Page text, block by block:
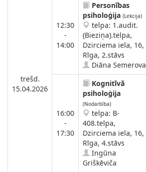
trešd.
15.04.2026
12:30
-
14:00
Personības
psiholoģija (Lekcija)
telpa: 1.audit.
(Bieziņa).telpa,
Dzirciema iela, 16,
Rīga, 2.stāvs
Diāna Semerova
16:00
-
17:30
Kognitīvā
psiholoģija
(Nodarbība)
telpa: B-
408.telpa,
Dzirciema iela, 16,
Rīga, 4.stāvs
Ingūna
Griškēviča